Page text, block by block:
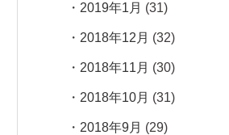
2019年1月 (31)
2018年12月 (32)
2018年11月 (30)
2018年10月 (31)
2018年9月 (29)